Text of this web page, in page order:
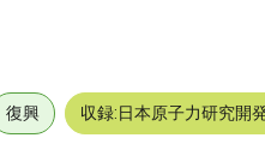
復興 収録:日本原子力研究開